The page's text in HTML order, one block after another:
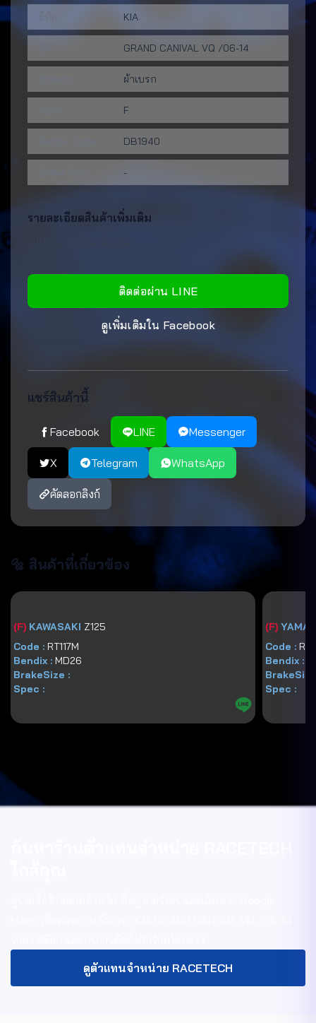
KIA
GRAND CANIVAL VQ /06-14
ผ้าเบรก
F
DB1940
-
รายละเอียดสินค้าเพิ่มเติม
ติดต่อผ่าน LINE
ดูเพิ่มเติมใน Facebook
แชร์สินค้านี้
Facebook LINE Messenger
X Telegram WhatsApp
คัดลอกลิงก์
🔩 สินค้าที่เกี่ยวข้อง
(F) KAWASAKI Z125
Code : RT117M
Bendix : MD26
BrakeSize :
Spec :
(F)
Code :
Bendix :
Spec :
ดูตัวแทนจำหน่าย RACETECH